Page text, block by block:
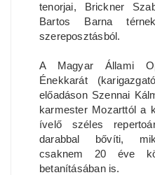
tenorjai, Brickner
Bartos Barna
szereposztásból.
A Magyar Állami
Énekkarát
előadáson Szennai
karmester Mozarttól a
ívelő széles
darabbal bővíti,
csaknem 20 éve
betanításában is.